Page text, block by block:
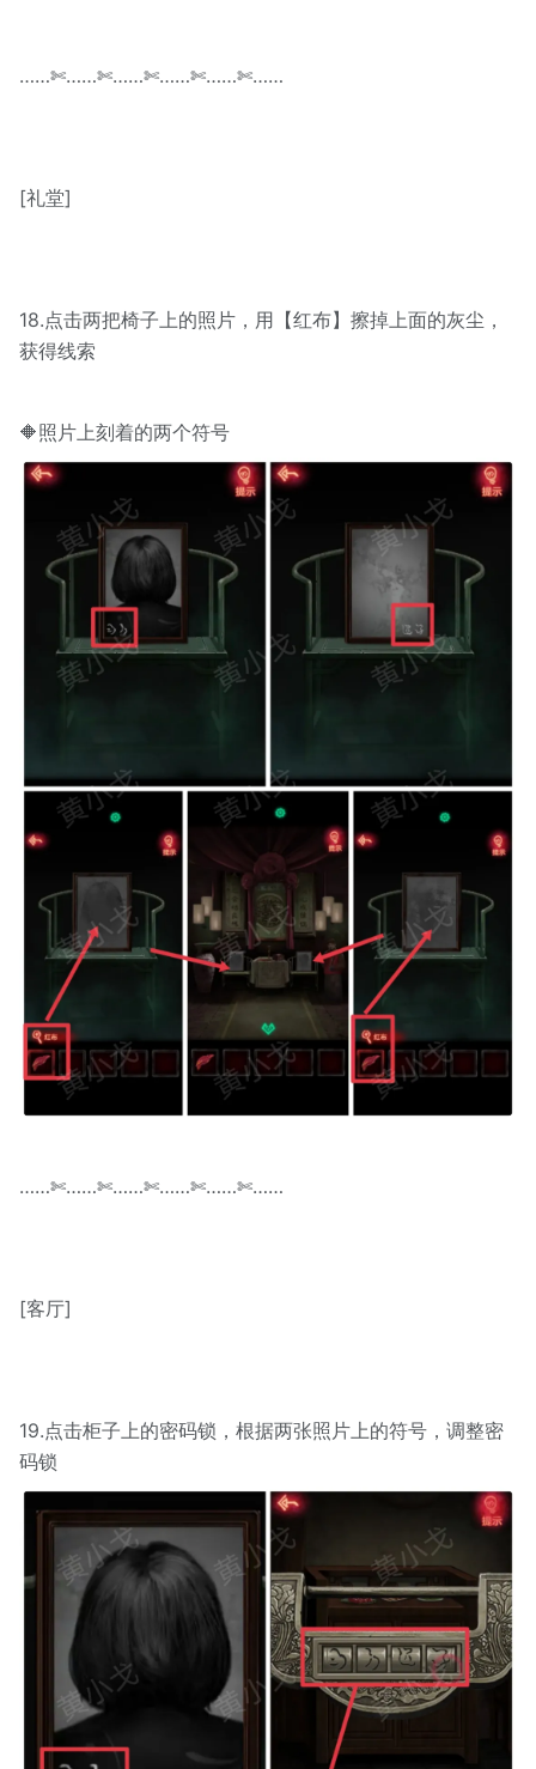
……✄……✄……✄……✄……✄……
[礼堂]
18.点击两把椅子上的照片，用【红布】擦掉上面的灰尘，
获得线索
🔶照片上刻着的两个符号
……✄……✄……✄……✄……✄……
[客厅]
19.点击柜子上的密码锁，根据两张照片上的符号，调整密
码锁